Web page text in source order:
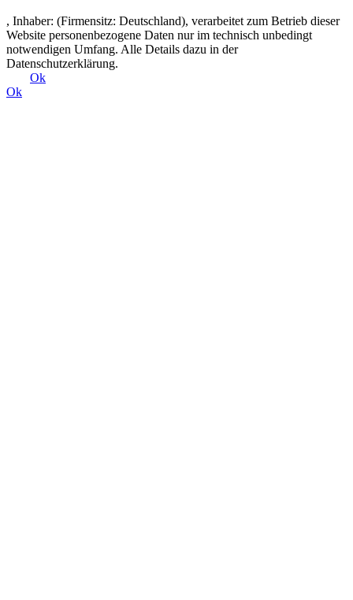
, Inhaber: (Firmensitz: Deutschland), verarbeitet zum Betrieb dieser
Website personenbezogene Daten nur im technisch unbedingt
notwendigen Umfang. Alle Details dazu in der
Datenschutzerklärung.
Ok
Ok